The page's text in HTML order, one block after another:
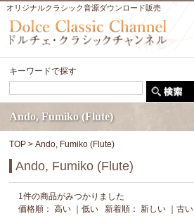
オリジナルクラシック音源ダウンロード販売
キーワードで探す
Ando, Fumiko (Flute)
TOP > Ando, Fumiko (Flute)
Ando, Fumiko (Flute)
1件の商品がみつかりました
価格順：高い ｜低い 新着順：新しい ｜古い